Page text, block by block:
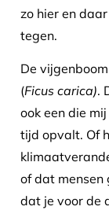
zo hier en
tegen.
De
(Ficus carica).
ook een die
tijd opvalt. Of
of dat mensen
dat je voor de